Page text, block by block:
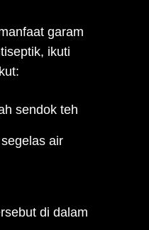
garam
ikuti
sendok teh
air
di dalam